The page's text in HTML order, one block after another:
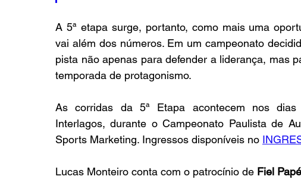
A 5ª etapa surge, portanto, como mais uma
vai além dos números. Em um campeonato
pista não apenas para defender a liderança, mas
temporada de protagonismo.
As corridas da 5ª Etapa acontecem nos
Interlagos, durante o Campeonato Paulista de
Sports Marketing. Ingressos disponíveis no
Lucas Monteiro conta com o patrocínio de Fiel